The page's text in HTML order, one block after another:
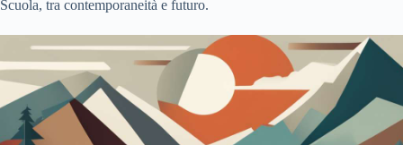
Scuola, tra contemporaneità e futuro.